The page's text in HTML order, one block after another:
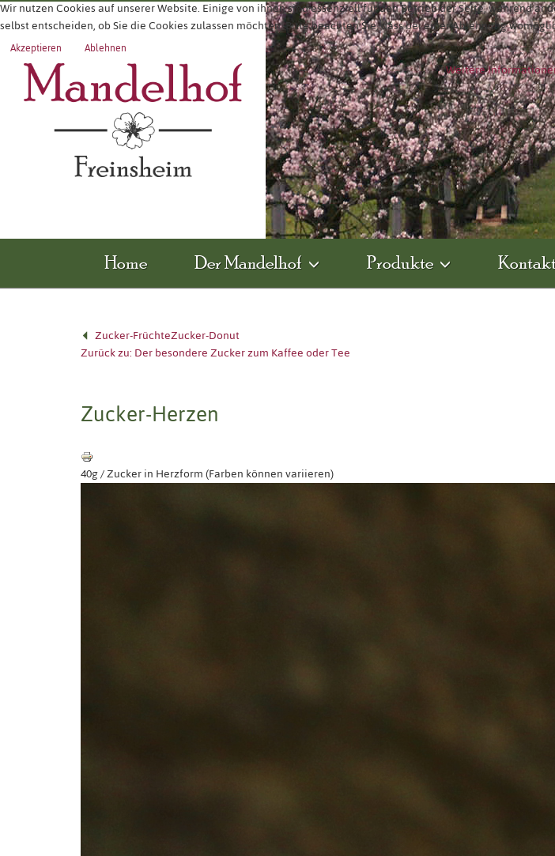
Home Der Mandelhof Produkte
Zucker-FrüchteZucker-Donut
Zurück zu: Der besondere Zucker zum Kaffee oder Tee
Zucker-Herzen
40g / Zucker in Herzform (Farben können variieren)
Wir nutzen Cookies auf unserer Website. Einige von ihnen sind essenziell für den Betrieb der Seite, während
selbst entscheiden, ob Sie die Cookies zulassen möchten. Bitte beachten Sie, dass bei einer Ablehnung
Akzeptieren Ablehnen
Weitere